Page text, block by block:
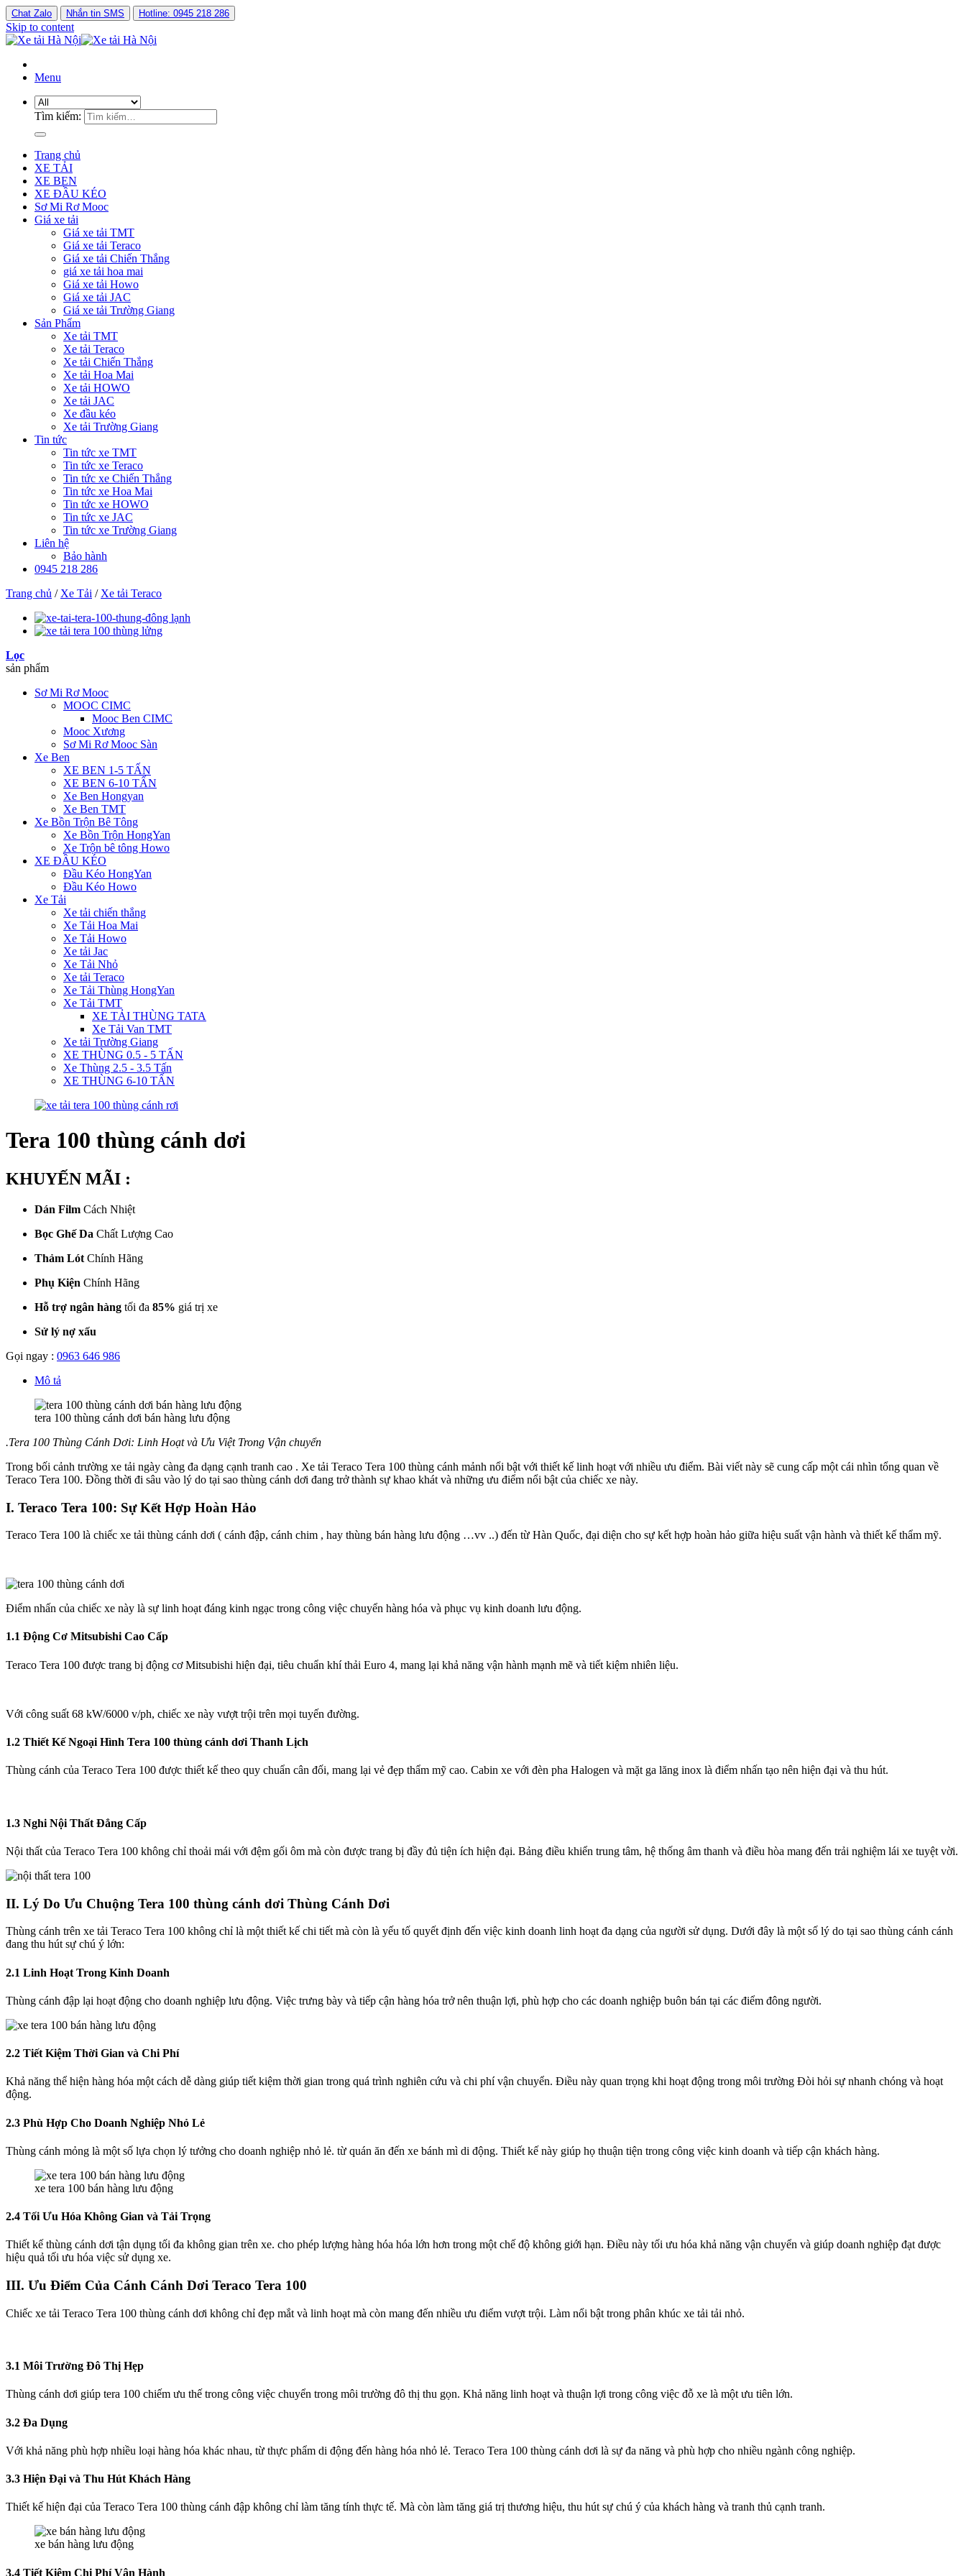
Chat Zalo Nhắn tin SMS Hotline: 0945 218 286
Skip to content
Menu
Tìm kiếm:
Trang chủ
XE TẢI
XE BEN
XE ĐẦU KÉO
Sơ Mi Rơ Mooc
Giá xe tải
Giá xe tải TMT
Giá xe tải Teraco
Giá xe tải Chiến Thắng
giá xe tải hoa mai
Giá xe tải Howo
Giá xe tải JAC
Giá xe tải Trường Giang
Sản Phẩm
Xe tải TMT
Xe tải Teraco
Xe tải Chiến Thắng
Xe tải Hoa Mai
Xe tải HOWO
Xe tải JAC
Xe đầu kéo
Xe tải Trường Giang
Tin tức
Tin tức xe TMT
Tin tức xe Teraco
Tin tức xe Chiến Thắng
Tin tức xe Hoa Mai
Tin tức xe HOWO
Tin tức xe JAC
Tin tức xe Trường Giang
Liên hệ
Bảo hành
0945 218 286
Trang chủ / Xe Tải / Xe tải Teraco
Lọc
sản phẩm
Sơ Mi Rơ Mooc
MOOC CIMC
Mooc Ben CIMC
Mooc Xương
Sơ Mi Rơ Mooc Sàn
Xe Ben
XE BEN 1-5 TẤN
XE BEN 6-10 TẤN
Xe Ben Hongyan
Xe Ben TMT
Xe Bồn Trộn Bê Tông
Xe Bồn Trộn HongYan
Xe Trộn bê tông Howo
XE ĐẦU KÉO
Đầu Kéo HongYan
Đầu Kéo Howo
Xe Tải
Xe tải chiến thắng
Xe Tải Hoa Mai
Xe Tải Howo
Xe tải Jac
Xe Tải Nhỏ
Xe tải Teraco
Xe Tải Thùng HongYan
Xe Tải TMT
XE TẢI THÙNG TATA
Xe Tải Van TMT
Xe tải Trường Giang
XE THÙNG 0.5 - 5 TẤN
Xe Thùng 2.5 - 3.5 Tấn
XE THÙNG 6-10 TẤN
Tera 100 thùng cánh dơi
KHUYẾN MÃI :
Dán Film Cách Nhiệt
Bọc Ghế Da Chất Lượng Cao
Thảm Lót Chính Hãng
Phụ Kiện Chính Hãng
Hỗ trợ ngân hàng tối đa 85% giá trị xe
Sử lý nợ xấu
Gọi ngay : 0963 646 986
Mô tả
tera 100 thùng cánh dơi bán hàng lưu động
.Tera 100 Thùng Cánh Dơi: Linh Hoạt và Ưu Việt Trong Vận chuyển
Trong bối cảnh trường xe tải ngày càng đa dạng cạnh tranh cao . Xe tải Teraco Tera 100 thùng cánh mảnh nổi bật với thiết kế linh hoạt với nhiều ưu điểm. Bài viết này sẽ cung cấp một cái nhìn tổng quan về
Teraco Tera 100. Đồng thời đi sâu vào lý do tại sao thùng cánh dơi đang trở thành sự khao khát và những ưu điểm nổi bật của chiếc xe này.
I. Teraco Tera 100: Sự Kết Hợp Hoàn Hảo
Teraco Tera 100 là chiếc xe tải thùng cánh dơi ( cánh đập, cánh chim , hay thùng bán hàng lưu động …vv ..) đến từ Hàn Quốc, đại diện cho sự kết hợp hoàn hảo giữa hiệu suất vận hành và thiết kế thẩm mỹ.
Điểm nhấn của chiếc xe này là sự linh hoạt đáng kinh ngạc trong công việc chuyển hàng hóa và phục vụ kinh doanh lưu động.
1.1 Động Cơ Mitsubishi Cao Cấp
Teraco Tera 100 được trang bị động cơ Mitsubishi hiện đại, tiêu chuẩn khí thải Euro 4, mang lại khả năng vận hành mạnh mẽ và tiết kiệm nhiên liệu.
Với công suất 68 kW/6000 v/ph, chiếc xe này vượt trội trên mọi tuyến đường.
1.2 Thiết Kế Ngoại Hình Tera 100 thùng cánh dơi Thanh Lịch
Thùng cánh của Teraco Tera 100 được thiết kế theo quy chuẩn cân đối, mang lại vẻ đẹp thẩm mỹ cao. Cabin xe với đèn pha Halogen và mặt ga lăng inox là điểm nhấn tạo nên hiện đại và thu hút.
1.3 Nghi Nội Thất Đẳng Cấp
Nội thất của Teraco Tera 100 không chỉ thoải mái với đệm gối ôm mà còn được trang bị đầy đủ tiện ích hiện đại. Bảng điều khiển trung tâm, hệ thống âm thanh và điều hòa mang đến trải nghiệm lái xe tuyệt vời.
II. Lý Do Ưu Chuộng Tera 100 thùng cánh dơi Thùng Cánh Dơi
Thùng cánh trên xe tải Teraco Tera 100 không chỉ là một thiết kế chi tiết mà còn là yếu tố quyết định đến việc kinh doanh linh hoạt đa dạng của người sử dụng. Dưới đây là một số lý do tại sao thùng cánh cánh
đang thu hút sự chú ý lớn:
2.1 Linh Hoạt Trong Kinh Doanh
Thùng cánh đập lại hoạt động cho doanh nghiệp lưu động. Việc trưng bày và tiếp cận hàng hóa trở nên thuận lợi, phù hợp cho các doanh nghiệp buôn bán tại các điểm đông người.
2.2 Tiết Kiệm Thời Gian và Chi Phí
Khả năng thể hiện hàng hóa một cách dễ dàng giúp tiết kiệm thời gian trong quá trình nghiên cứu và chi phí vận chuyển. Điều này quan trọng khi hoạt động trong môi trường Đòi hỏi sự nhanh chóng và hoạt
động.
2.3 Phù Hợp Cho Doanh Nghiệp Nhỏ Lẻ
Thùng cánh mỏng là một số lựa chọn lý tưởng cho doanh nghiệp nhỏ lẻ. từ quán ăn đến xe bánh mì di động. Thiết kế này giúp họ thuận tiện trong công việc kinh doanh và tiếp cận khách hàng.
xe tera 100 bán hàng lưu động
2.4 Tối Ưu Hóa Không Gian và Tải Trọng
Thiết kế thùng cánh dơi tận dụng tối đa không gian trên xe. cho phép lượng hàng hóa hóa lớn hơn trong một chế độ không giới hạn. Điều này tối ưu hóa khả năng vận chuyển và giúp doanh nghiệp đạt được
hiệu quả tối ưu hóa việc sử dụng xe.
III. Ưu Điểm Của Cánh Cánh Dơi Teraco Tera 100
Chiếc xe tải Teraco Tera 100 thùng cánh dơi không chỉ đẹp mắt và linh hoạt mà còn mang đến nhiều ưu điểm vượt trội. Làm nổi bật trong phân khúc xe tải tải nhỏ.
3.1 Môi Trường Đô Thị Hẹp
Thùng cánh dơi giúp tera 100 chiếm ưu thế trong công việc chuyển trong môi trường đô thị thu gọn. Khả năng linh hoạt và thuận lợi trong công việc đỗ xe là một ưu tiên lớn.
3.2 Đa Dụng
Với khả năng phù hợp nhiều loại hàng hóa khác nhau, từ thực phẩm di động đến hàng hóa nhỏ lẻ. Teraco Tera 100 thùng cánh dơi là sự đa năng và phù hợp cho nhiều ngành công nghiệp.
3.3 Hiện Đại và Thu Hút Khách Hàng
Thiết kế hiện đại của Teraco Tera 100 thùng cánh đập không chỉ làm tăng tính thực tế. Mà còn làm tăng giá trị thương hiệu, thu hút sự chú ý của khách hàng và tranh thủ cạnh tranh.
xe bán hàng lưu động
3.4 Tiết Kiệm Chi Phí Vận Hành